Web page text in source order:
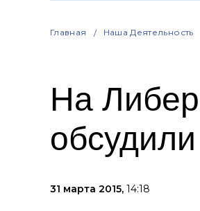
Главная Наша Деятельность
На
31 марта 2015, 14:18